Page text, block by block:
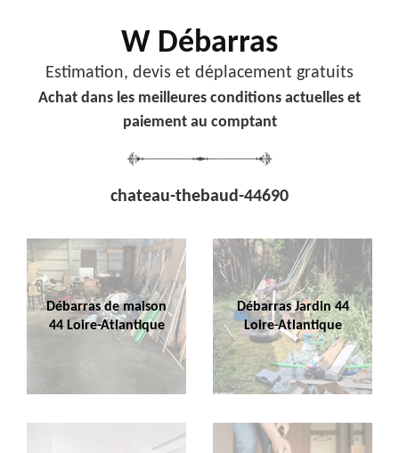
W Débarras
Estimation, devis et déplacement gratuits
Achat dans les meilleures conditions actuelles et
paiement au comptant
chateau-thebaud-44690
Débarras de maison
44 Loire-Atlantique
Débarras Jardin 44
Loire-Atlantique